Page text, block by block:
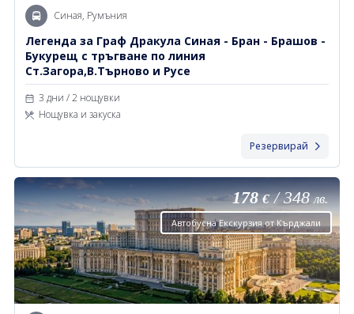
Синая, Румъния
Легенда за Граф Дракула Синая - Бран - Брашов -
Букурещ с тръгване по линия
Ст.Загора,В.Търново и Русе
3 дни / 2 нощувки
Нощувка и закуска
Резервирай
Автобусна Екскурзия от Кърджали
178 €/348 лв.